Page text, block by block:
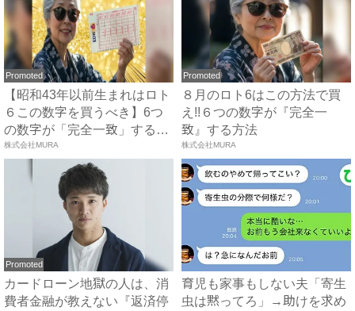
Promoted
【昭和43年以前生まれはロト
６この数字を買うべき】6つ
の数字が「完全一致」する
方...
株式会社MURA
Promoted
８月のロト6はこの方法で買
え!!６つの数字が『完全一
致』する方法
株式会社MURA
Promoted
カードローン地獄の人は、消
費者金融が教えない『返済停
育児も家事もしない夫「寄生
虫は黙ってろ」→助けを求め